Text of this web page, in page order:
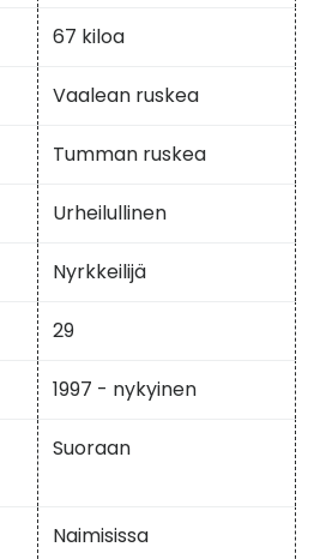
67 kiloa
Vaalean ruskea
Tumman ruskea
Urheilullinen
Nyrkkeilijä
29
1997 - nykyinen
Suoraan
Naimisissa